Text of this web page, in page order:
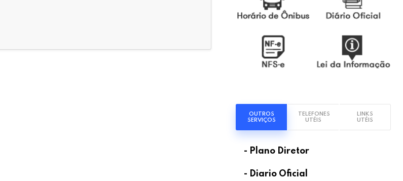
OUTROS
SERVIÇOS
TELEFONES
UTÉIS
LINKS
UTÉIS
- Plano Diretor
- Diario Oficial